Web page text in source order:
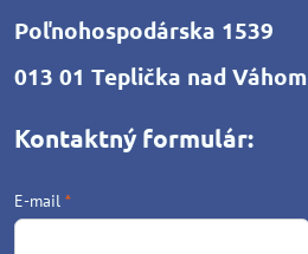
Poľnohospodárska 1539
013 01 Teplička nad Váhom
Kontaktný formulár:
E-mail *